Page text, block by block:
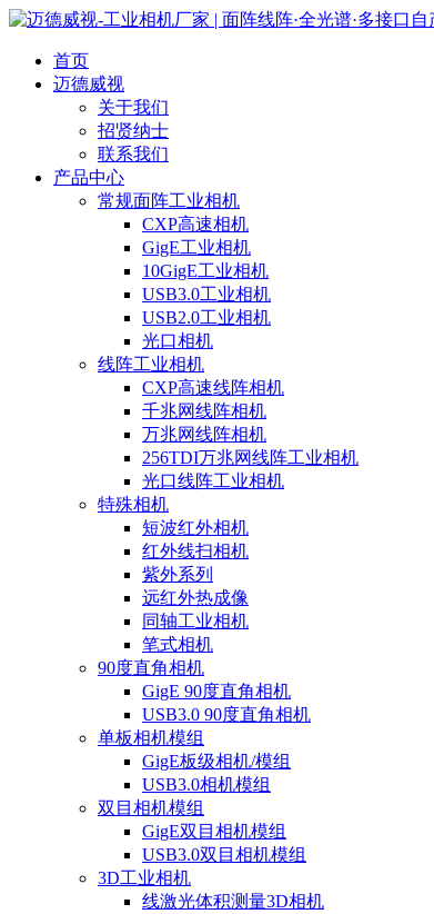
首页
迈德威视
关于我们
招贤纳士
联系我们
产品中心
常规面阵工业相机
CXP高速相机
GigE工业相机
10GigE工业相机
USB3.0工业相机
USB2.0工业相机
光口相机
线阵工业相机
CXP高速线阵相机
千兆网线阵相机
万兆网线阵相机
256TDI万兆网线阵工业相机
光口线阵工业相机
特殊相机
短波红外相机
红外线扫相机
紫外系列
远红外热成像
同轴工业相机
笔式相机
90度直角相机
GigE 90度直角相机
USB3.0 90度直角相机
单板相机模组
GigE板级相机/模组
USB3.0相机模组
双目相机模组
GigE双目相机模组
USB3.0双目相机模组
3D工业相机
线激光体积测量3D相机